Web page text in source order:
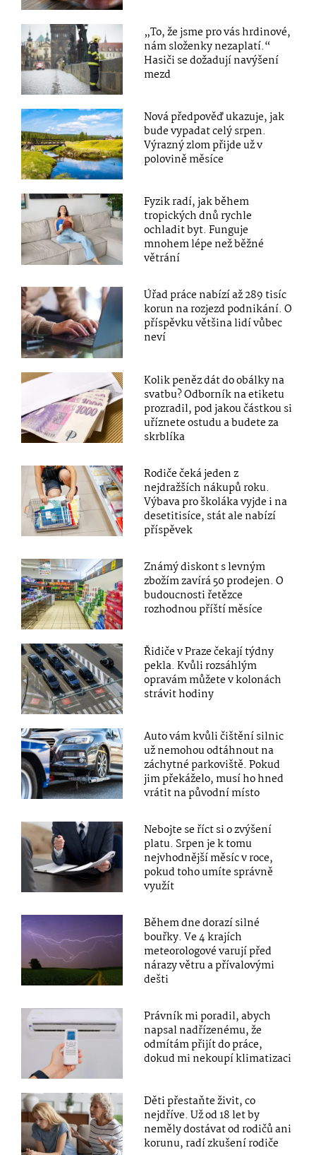
„To, že jsme pro vás hrdinové,
nám složenky nezaplatí.“
Hasiči se dožadují navýšení
mezd
Nová předpověď ukazuje, jak
bude vypadat celý srpen.
Výrazný zlom přijde už v
polovině měsíce
Fyzik radí, jak během
tropických dnů rychle
ochladit byt. Funguje
mnohem lépe než běžné
větrání
Úřad práce nabízí až 289 tisíc
korun na rozjezd podnikání. O
příspěvku většina lidí vůbec
neví
Kolik peněz dát do obálky na
svatbu? Odborník na etiketu
prozradil, pod jakou částkou si
uříznete ostudu a budete za
skrblíka
Rodiče čeká jeden z
nejdražších nákupů roku.
Výbava pro školáka vyjde i na
desetitisíce, stát ale nabízí
příspěvek
Známý diskont s levným
zbožím zavírá 50 prodejen. O
budoucnosti řetězce
rozhodnou příští měsíce
Řidiče v Praze čekají týdny
pekla. Kvůli rozsáhlým
opravám můžete v kolonách
strávit hodiny
Auto vám kvůli čištění silnic
už nemohou odtáhnout na
záchytné parkoviště. Pokud
jim překáželo, musí ho hned
vrátit na původní místo
Nebojte se říct si o zvýšení
platu. Srpen je k tomu
nejvhodnější měsíc v roce,
pokud toho umíte správně
využít
Během dne dorazí silné
bouřky. Ve 4 krajích
meteorologové varují před
nárazy větru a přívalovými
dešti
Právník mi poradil, abych
napsal nadřízenému, že
odmítám přijít do práce,
dokud mi nekoupí klimatizaci
Děti přestaňte živit, co
nejdříve. Už od 18 let by
neměly dostávat od rodičů ani
korunu, radí zkušení rodiče